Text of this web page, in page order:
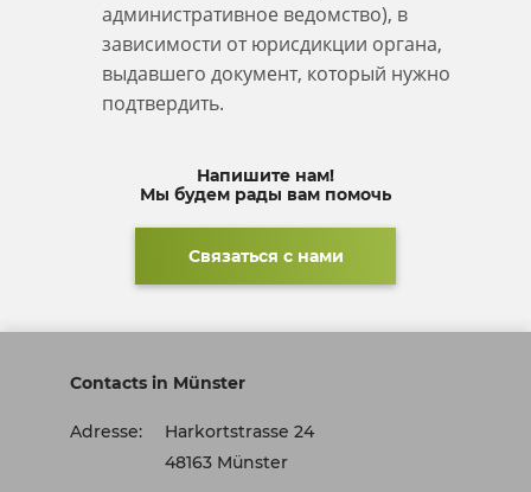
административное ведомство), в
зависимости от юрисдикции органа,
выдавшего документ, который нужно
подтвердить.
Напишите нам!
Мы будем рады вам помочь
Связаться с нами
Contacts in Münster
Adresse:
Harkortstrasse 24
48163 Münster